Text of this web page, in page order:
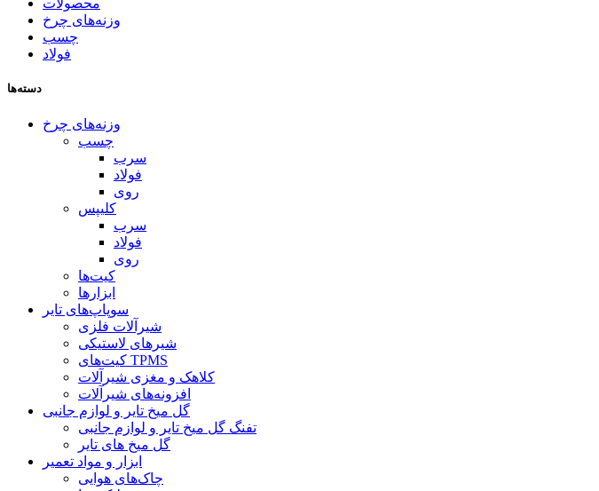
محصولات
وزنه‌های چرخ
چسب
فولاد
دسته‌ها
وزنه‌های چرخ
چسب
سرب
فولاد
روی
کلیپس
سرب
فولاد
روی
کیت‌ها
ابزارها
سوپاپ‌های تایر
شیرآلات فلزی
شیرهای لاستیکی
کیت‌های TPMS
کلاهک و مغزی شیرآلات
افزونه‌های شیرآلات
گل میخ تایر و لوازم جانبی
تفنگ گل میخ تایر و لوازم جانبی
گل میخ های تایر
ابزار و مواد تعمیر
چاک‌های هوایی